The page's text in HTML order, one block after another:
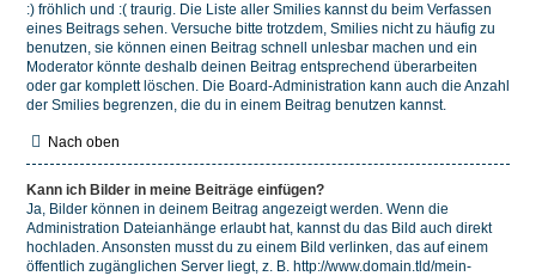
:) fröhlich und :( traurig. Die Liste aller Smilies kannst du beim Verfassen
eines Beitrags sehen. Versuche bitte trotzdem, Smilies nicht zu häufig zu
benutzen, sie können einen Beitrag schnell unlesbar machen und ein
Moderator könnte deshalb deinen Beitrag entsprechend überarbeiten
oder gar komplett löschen. Die Board-Administration kann auch die Anzahl
der Smilies begrenzen, die du in einem Beitrag benutzen kannst.
Nach oben
Kann ich Bilder in meine Beiträge einfügen?
Ja, Bilder können in deinem Beitrag angezeigt werden. Wenn die
Administration Dateianhänge erlaubt hat, kannst du das Bild auch direkt
hochladen. Ansonsten musst du zu einem Bild verlinken, das auf einem
öffentlich zugänglichen Server liegt, z. B. http://www.domain.tld/mein-